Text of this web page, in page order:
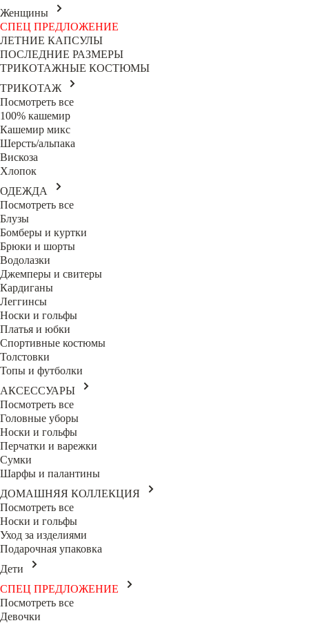
Женщины
СПЕЦ ПРЕДЛОЖЕНИЕ
ЛЕТНИЕ КАПСУЛЫ
ПОСЛЕДНИЕ РАЗМЕРЫ
ТРИКОТАЖНЫЕ КОСТЮМЫ
ТРИКОТАЖ
Посмотреть все
100% кашемир
Кашемир микс
Шерсть/альпака
Вискоза
Хлопок
ОДЕЖДА
Посмотреть все
Блузы
Бомберы и куртки
Брюки и шорты
Водолазки
Джемперы и свитеры
Кардиганы
Леггинсы
Носки и гольфы
Платья и юбки
Спортивные костюмы
Толстовки
Топы и футболки
АКСЕССУАРЫ
Посмотреть все
Головные уборы
Носки и гольфы
Перчатки и варежки
Сумки
Шарфы и палантины
ДОМАШНЯЯ КОЛЛЕКЦИЯ
Посмотреть все
Носки и гольфы
Уход за изделиями
Подарочная упаковка
Дети
СПЕЦ ПРЕДЛОЖЕНИЕ
Посмотреть все
Девочки